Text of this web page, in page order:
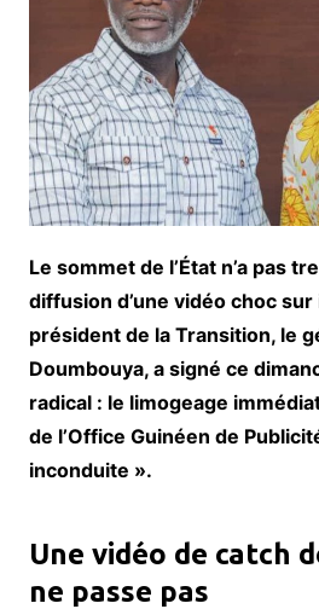
Le sommet de l’État n’a pas
diffusion d’une vidéo choc
président de la Transition, le
Doumbouya, a signé ce
radical : le limogeage
de l’Office Guinéen de
inconduite ».
​Une vidéo de catch
ne passe pas